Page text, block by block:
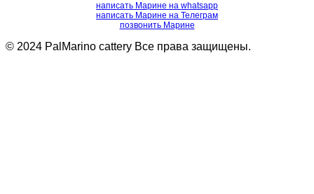
написать Марине на whatsapp
написать Марине на Телеграм
позвонить Марине
© 2024 PalMarino cattery Все права защищены.